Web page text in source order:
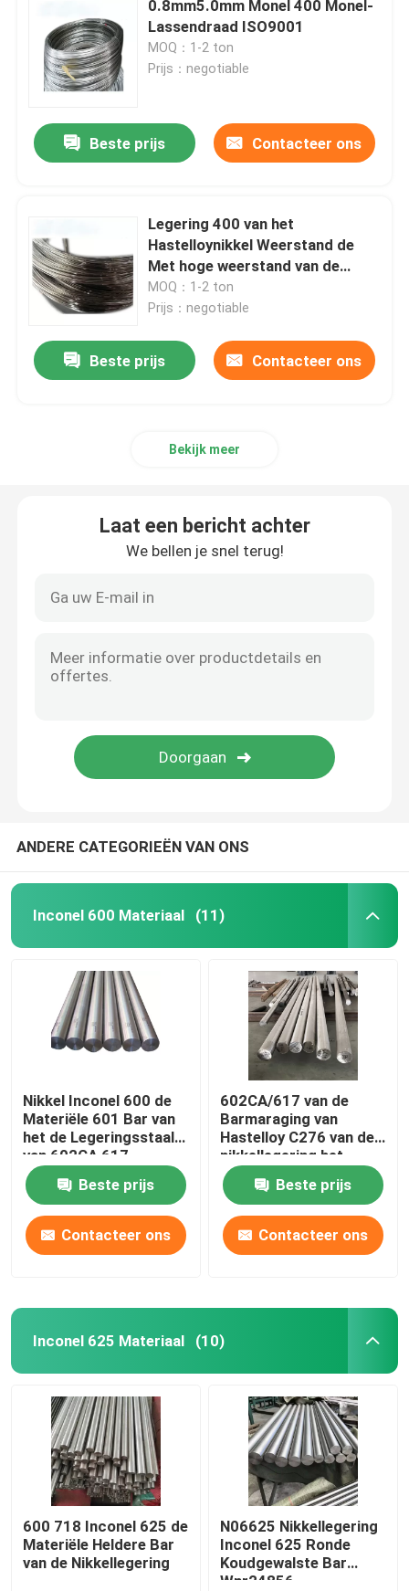
Het Staal van de nikkellegering
Monellegering K500
De Toebehoren van het vrachtwagenlichaam
T-handgreepvergrendeling
0.8mm5.0mm Monel 400 Monel-
Lassendraad ISO9001
MOQ：1-2 ton
Prijs：negotiable
Beste prijs Contacteer ons
Legering 400 van het
Hastelloynikkel Weerstand de
Met hoge weerstand van de
Draadcorrosie
MOQ：1-2 ton
Prijs：negotiable
Beste prijs Contacteer ons
Bekijk meer
Laat een bericht achter
We bellen je snel terug!
ANDERE CATEGORIEËN VAN ONS
Inconel 600 Materiaal (11)
Nikkel Inconel 600 de
Materiële 601 Bar van
het de Legeringsstaal
van 602CA 617
Etc.600 30 C276
Beste prijs
Contacteer ons
602CA/617 van de
Barmaraging van
Hastelloy C276 van de
nikkellegering het
Ronde Staal Materiële
Inconel 600/601
Beste prijs
Contacteer ons
Inconel 625 Materiaal (10)
600 718 Inconel 625 de
Materiële Heldere Bar
van de Nikkellegering
N06625 Nikkellegering
Inconel 625 Ronde
Koudgewalste Bar
Wnr24856